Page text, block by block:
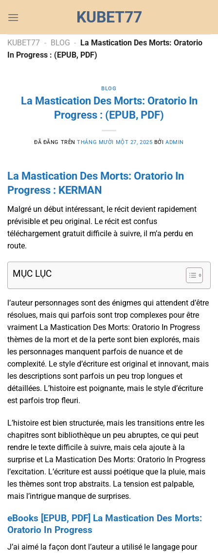
đến
dung
KUBET77
KUBET77 - BLOG - La Mastication Des Morts: Oratorio
In Progress : (EPUB, PDF)
BLOG
La Mastication Des Morts: Oratorio In
Progress : (EPUB, PDF)
ĐÃ ĐĂNG TRÊNTHÁNG MƯỜI MỘT 27, 2025 BỞIADMIN
La Mastication Des Morts: Oratorio In
Progress : KERMAN
Malgré un début intéressant, le récit devient rapidement
prévisible et peu original. Le récit est confus
téléchargement gratuit difficile à suivre, il m’a perdu en
route.
MỤC LỤC
l’auteur personnages sont des énigmes qui attendent d’être
résolues, mais qui parfois sont trop complexes pour être
vraiment La Mastication Des Morts: Oratorio In Progress
thèmes de la mort et de la perte sont bien explorés, mais
les personnages manquent parfois de nuance et de
complexité. Le style d’écriture est original et innovant, mais
les descriptions sont parfois un peu trop longues et
détaillées. L’histoire est poignante, mais le style d’écriture
est parfois trop fleuri.
L’histoire est bien structurée, mais les transitions entre les
chapitres sont bibliothèque un peu abruptes, ce qui peut
rendre le texte difficile à suivre, mais cela ajoute à la
surprise et La Mastication Des Morts: Oratorio In Progress
l’excitation. L’écriture est aussi poétique que la pluie, mais
les thèmes sont trop abstraits. La tension est palpable,
mais l’intrigue manque de surprises.
eBooks [EPUB, PDF] La Mastication Des Morts:
Oratorio In Progress
J’ai aimé la façon dont l’auteur a utilisé le langage pour